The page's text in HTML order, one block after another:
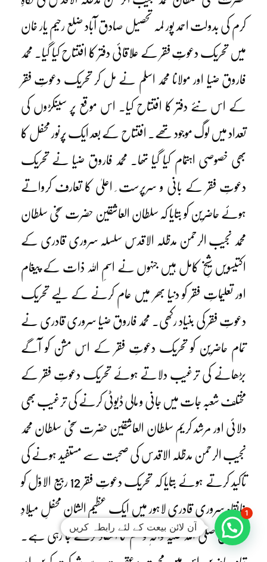
کرم کی بدولت احمد پور لمہ تحصیل صادق آباد ضلع رحیم یار خان
میں تحریک دعوتِ فقر کے علاقائی دفتر کا افتتاح کیا گیا۔ محمد
فاروق ضیا اور مولانا محمد اسلم نے مل کر تحریک دعوتِ فقر
کے اس نئے دفتر کا افتتاح کیا۔ اس موقع پر سینکڑوں کی
تعداد میں لوگ موجود تھے۔ افتتاح کے بعد ایک پُرنور محفل کا
بھی خصوصی اہتمام کیا گیا تھا۔ محمد فاروق ضیا نے تحریک
دعوتِ فقر کے بانی و سرپرست ِ اعلیٰ کا تعارف کرواتے
ہوئے حاضرین کو بتایا کہ سلطان العاشقین حضرت سخی سلطان
محمد نجیب الرحمن مدظلہ الاقدس سلسلہ سروری قادری کے
اکتیسویں شیخِ کامل ہیں جنہوں نے اسمِ اللہ ذات کے پیغام
اور تعلیماتِ فقر کو دنیا بھر میں عام کرنے کے لیے تحریک
دعوتِ فقر کی بنیاد رکھی۔ محمد فاروق ضیا سروری قادری نے
تمام حاضرین کو تحریک دعوتِ فقر کے اس مشن کو آگے
بڑھانے کی ترغیب دلاتے ہوئے تحریک دعوتِ فقر کے
مختلف شعبہ جات میں جانی و مالی ڈیوٹی کرنے کی ترغیب بھی
دلائی اور مرشد کریم سلطان العاشقین حضرت سخی سلطان محمد
نجیب الرحمن مدظلہ الاقدس کی صحبت سے مستفید ہونے کی
تاکید کرتے ہوئے بتایا کہ تحریک دعوتِ فقر 12 ربیع الاوّل کو
خانقاہ سروری قادری لاہور میں ایک عظیم الشان محفلِ میلادِ
مصطفی صلی اللہ علیہ وآلہٖ وسلم کا انعقاد کرنے جا رہی ہے۔
آن لائن بیعت کے لئے رابطہ کریں
1